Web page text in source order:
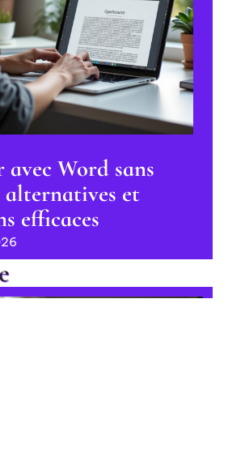
avec Word sans
alternatives et
efficaces